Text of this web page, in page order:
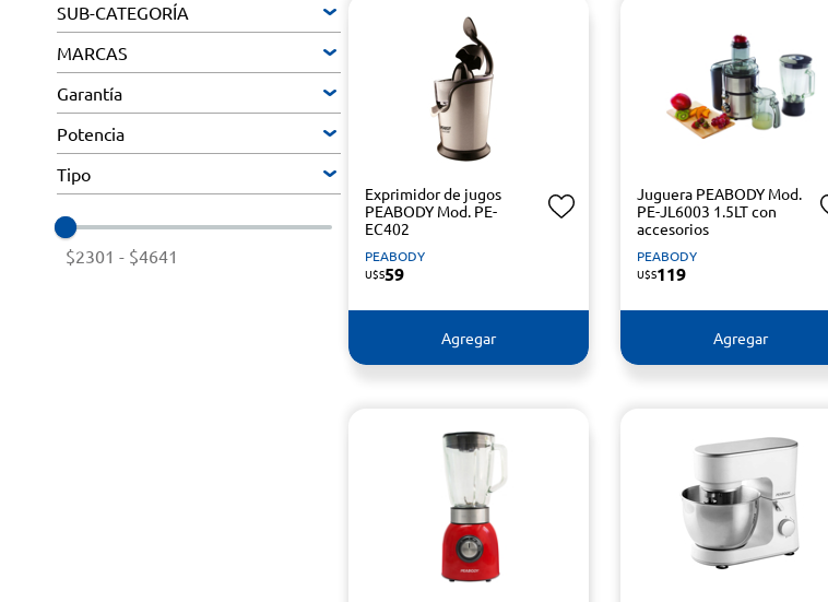
SUB-CATEGORÍA
MARCAS
Garantía
Potencia
Tipo
$2301 - $4641
Exprimidor de jugos
PEABODY Mod. PE-
EC402
PEABODY
U$S59
Agregar
Juguera PEABODY Mod.
PE-JL6003 1.5LT con
accesorios
PEABODY
U$S119
Agregar